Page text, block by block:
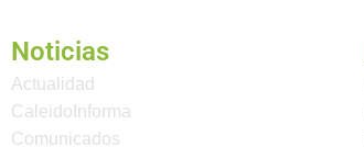
Noticias
Actualidad
CaleidoInforma
Comunicados